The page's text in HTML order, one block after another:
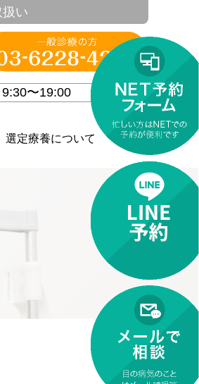
い
〜19:00
選定療養について